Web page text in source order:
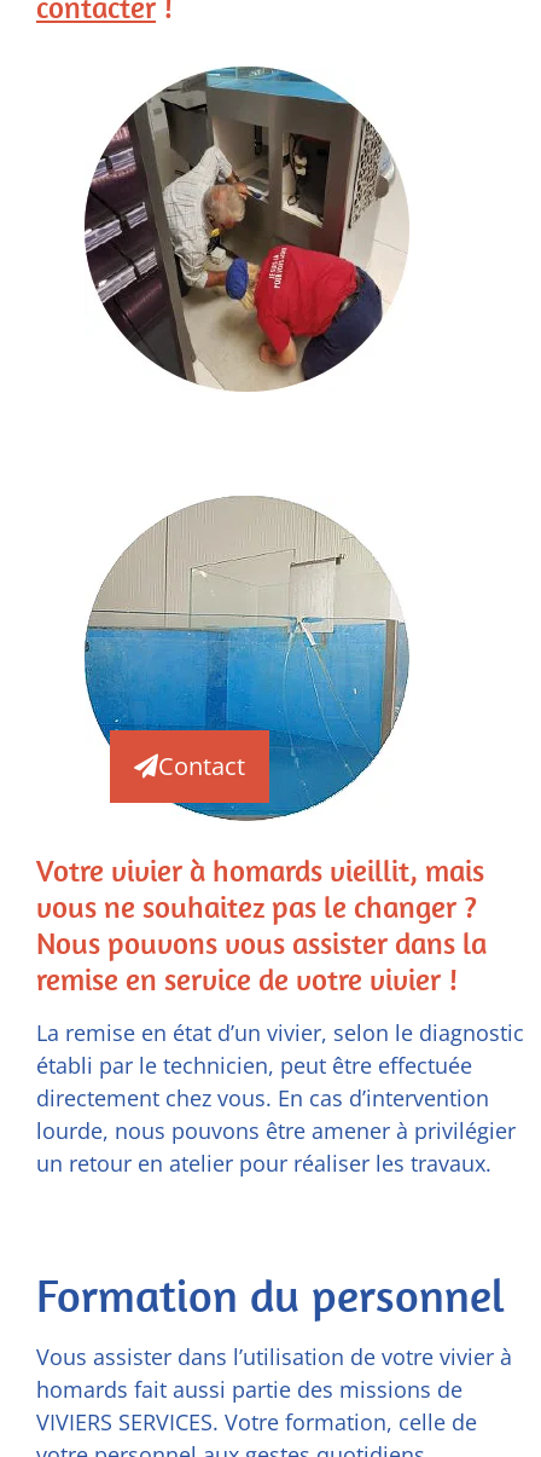
Contact
Votre vivier à homards vieillit, mais
vous ne souhaitez pas le changer ?
Nous pouvons vous assister dans la
remise en service de votre vivier !
La remise en état d’un vivier, selon le diagnostic
établi par le technicien, peut être effectuée
directement chez vous. En cas d’intervention
lourde, nous pouvons être amener à privilégier
un retour en atelier pour réaliser les travaux.
Formation du personnel
Vous assister dans l’utilisation de votre vivier à
homards fait aussi partie des missions de
VIVIERS SERVICES. Votre formation, celle de